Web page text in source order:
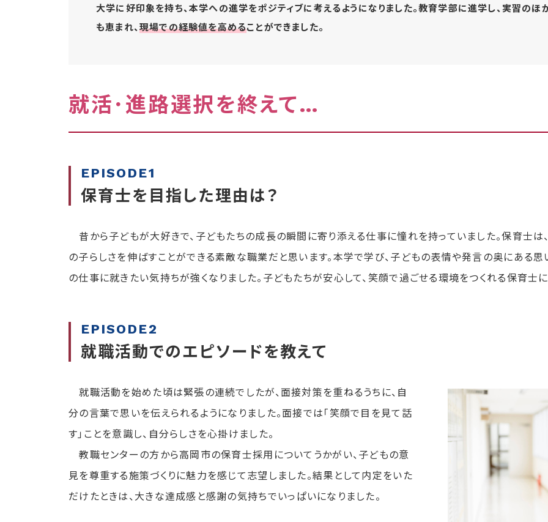
大学に好印象を持ち、本学への進学をポジティブに考えるようになりました。教育学部に進学し、実習の
も恵まれ、現場での経験値を高めることができました。
就活･進路選択を終えて…
EPISODE1
保育士を目指した理由は？
昔から子どもが大好きで、子どもたちの成長の瞬間に寄り添える仕事に憧れを持っていました。保育士は
の子らしさを伸ばすことができる素敵な職業だと思います。本学で学び、子どもの表情や発言の奥にある思
の仕事に就きたい気持ちが強くなりました。子どもたちが安心して、笑顔で過ごせる環境をつくれる保育士に
EPISODE2
就職活動でのエピソードを教えて
就職活動を始めた頃は緊張の連続でしたが、面接対策を重ねるうちに、自
分の言葉で思いを伝えられるようになりました。面接では「笑顔で目を見て話
す」ことを意識し、自分らしさを心掛けました。
教職センターの方から高岡市の保育士採用についてうかがい、子どもの意
見を尊重する施策づくりに魅力を感じて志望しました。結果として内定をいた
だけたときは、大きな達成感と感謝の気持ちでいっぱいになりました。